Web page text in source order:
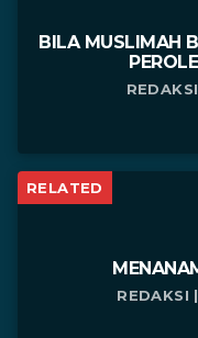
BILA MUSLIMAH
RELATED
REDAKSI